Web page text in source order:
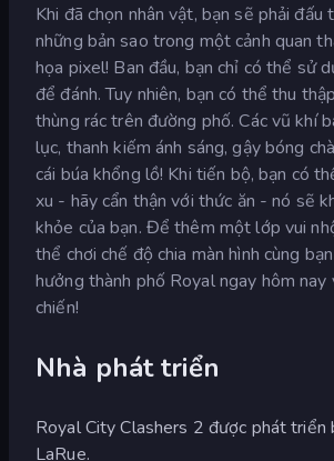
Khi đã chọn nhân vật, bạn sẽ phải đấu
những bản sao trong một cảnh quan
họa pixel! Ban đầu, bạn chỉ có thể sử
để đánh. Tuy nhiên, bạn có thể thu
thùng rác trên đường phố. Các vũ khí
lục, thanh kiếm ánh sáng, gậy bóng
cái búa khổng lồ! Khi tiến bộ, bạn có
xu - hãy cẩn thận với thức ăn - nó sẽ
khỏe của bạn. Để thêm một lớp vui
thể chơi chế độ chia màn hình cùng
hưởng thành phố Royal ngay hôm nay
chiến!
Nhà phát triển
Royal City Clashers 2 được phát triển
LaRue.